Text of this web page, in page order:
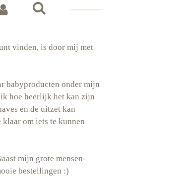
vinden, is door mij met
babyproducten onder mijn
ik hoe heerlijk het kan zijn
en de uitzet kan
om iets te kunnen
mijn grote mensen-
bestellingen :)